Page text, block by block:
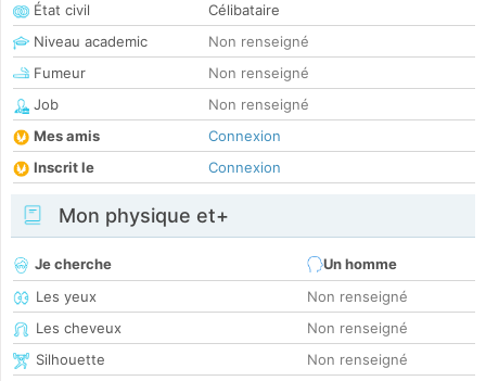
État civil
Célibataire
Niveau academic
Non renseigné
Fumeur
Non renseigné
Job
Non renseigné
Mes amis
Connexion
Inscrit le
Connexion
Mon physique et+
Je cherche
Un homme
Les yeux
Non renseigné
Les cheveux
Non renseigné
Silhouette
Non renseigné